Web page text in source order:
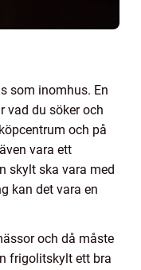
som inomhus. En
vad du söker och
och på
vara ett
skylt ska vara med
kan det vara en
och då måste
frigolitskylt ett bra